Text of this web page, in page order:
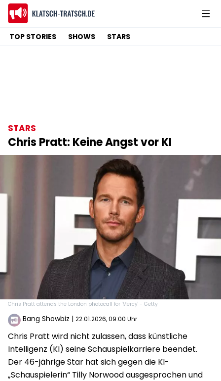
TOP STORIES SHOWS STARS
STARS
Chris Pratt: Keine Angst vor KI
Chris Pratt attends the London photocall for 'Mercy' - Getty
Bang Showbiz | 22.01.2026, 09:00 Uhr
Chris Pratt wird nicht zulassen, dass künstliche
Intelligenz (KI) seine Schauspielkarriere beendet.
Der 46-jährige Star hat sich gegen die KI-
„Schauspielerin“ Tilly Norwood ausgesprochen und